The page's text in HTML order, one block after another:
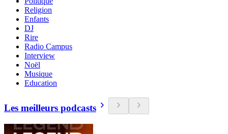
Religion
Enfants
DJ
Rire
Radio Campus
Interview
Noël
Musique
Education
Les meilleurs podcasts